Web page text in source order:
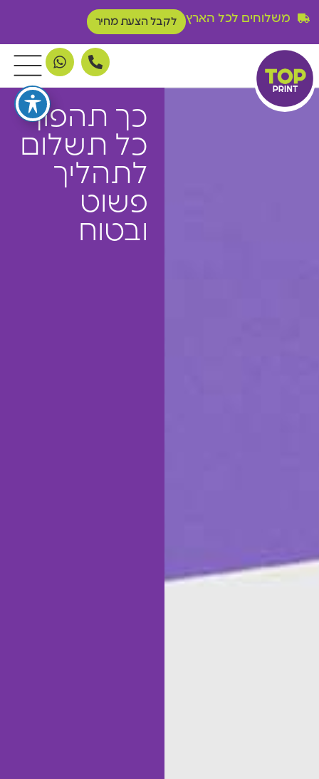
משלוחים לכל הארץ לקבל הצעת מחיר
כך תהפוך
כל תשלום
לתהליך
פשוט
ובטוח